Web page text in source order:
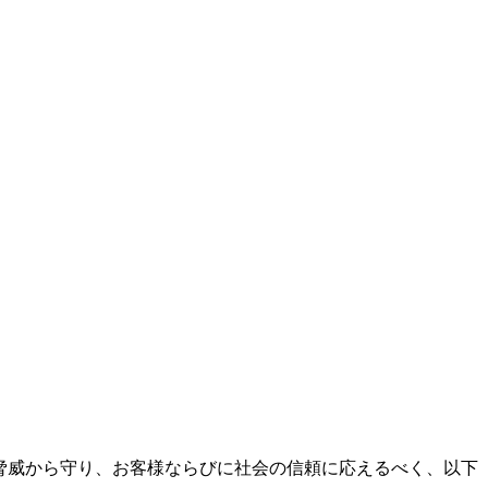
から守り、お客様ならびに社会の信頼に応えるべく、以下